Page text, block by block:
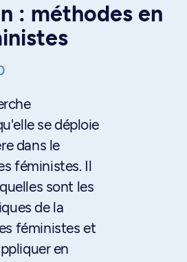
: méthodes en
se déploie
dans le
féministes. Il
sont les
de la
féministes et
en